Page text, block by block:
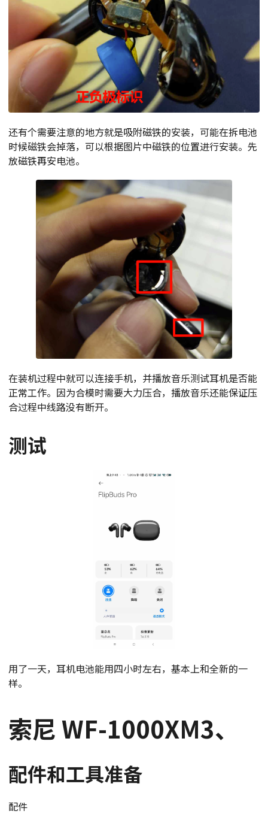
还有个需要注意的地方就是吸附磁铁的安装，可能在拆电池
时候磁铁会掉落，可以根据图片中磁铁的位置进行安装。先
放磁铁再安电池。
在装机过程中就可以连接手机，并播放音乐测试耳机是否能
正常工作。因为合模时需要大力压合，播放音乐还能保证压
合过程中线路没有断开。
测试
用了一天，耳机电池能用四小时左右，基本上和全新的一
样。
索尼 WF-1000XM3、
配件和工具准备
配件